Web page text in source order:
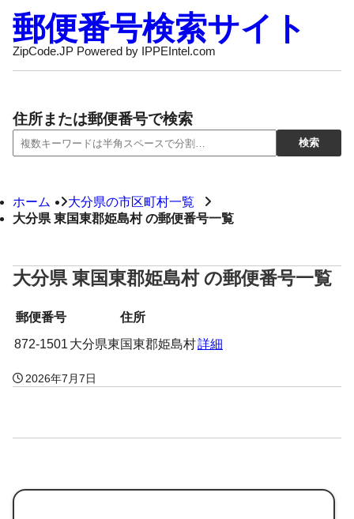
郵便番号検索サイト
ZipCode.JP Powered by IPPEIntel.com
住所または郵便番号で検索
ホーム
大分県の市区町村一覧
大分県 東国東郡姫島村 の郵便番号一覧
大分県 東国東郡姫島村 の郵便番号一覧
郵便番号
住所
872-1501 大分県東国東郡姫島村詳細
2026年7月7日